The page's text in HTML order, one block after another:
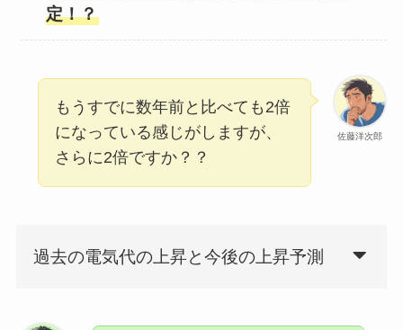
定！？
佐藤洋次郎
もうすでに数年前と比べても2倍
になっている感じがしますが、
さらに2倍ですか？？
過去の電気代の上昇と今後の上昇予測